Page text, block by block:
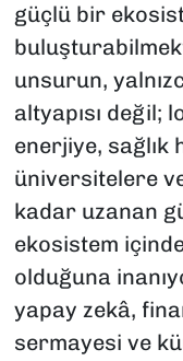
güçlü bir
unsurun,
altyapısı değil;
enerjiye, sağlık
üniversitelere
kadar uzanan
ekosistem
olduğuna
yapay zekâ,
sermayesi ve